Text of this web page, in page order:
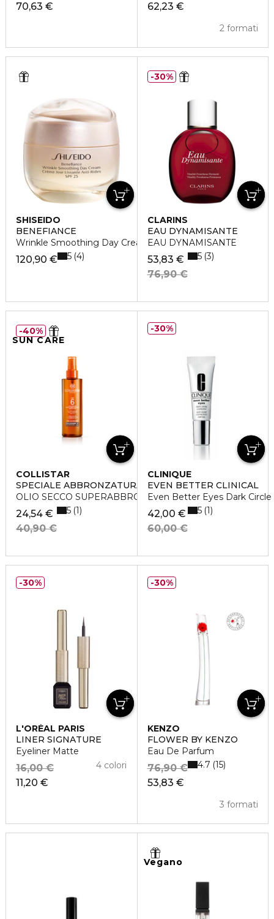
70,63 € 62,23 €
2 formati
SHISEIDO
BENEFIANCE
Wrinkle Smoothing Day Cream SPF 25
120,90 € 5 4
CLARINS
EAU DYNAMISANTE
EAU DYNAMISANTE
53,83 €
76,90 €
5 3
30%
SUN CARE
COLLISTAR
SPECIALE ABBRONZATURA PERFETTA
OLIO SECCO SUPERABBRONZANTE IDRATANTE SPF 6
24,54 €
40,90 €
5 1
40%
CLINIQUE
EVEN BETTER CLINICAL
Even Better Eyes Dark Circle
42,00 €
60,00 €
5 1
30%
L'ORÉAL PARIS
LINER SIGNATURE
Eyeliner Matte
11,20 €
16,00 € 4 colori
30%
KENZO
FLOWER BY KENZO
Eau De Parfum
53,83 €
76,90 €
3 formati
4.7 15
30%
Vegano